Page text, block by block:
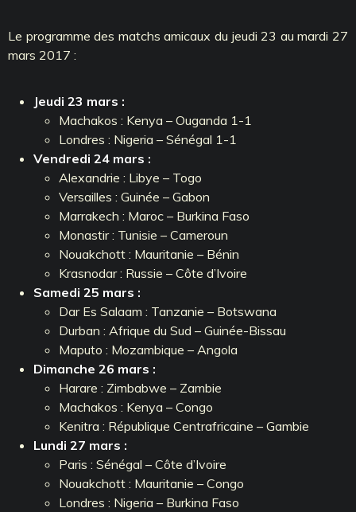
Le programme des matchs amicaux du jeudi 23 au mardi 27
mars 2017 :
Jeudi 23 mars :
Machakos : Kenya – Ouganda 1-1
Londres : Nigeria – Sénégal 1-1
Vendredi 24 mars :
Alexandrie : Libye – Togo
Versailles : Guinée – Gabon
Marrakech : Maroc – Burkina Faso
Monastir : Tunisie – Cameroun
Nouakchott : Mauritanie – Bénin
Krasnodar : Russie – Côte d’Ivoire
Samedi 25 mars :
Dar Es Salaam : Tanzanie – Botswana
Durban : Afrique du Sud – Guinée-Bissau
Maputo : Mozambique – Angola
Dimanche 26 mars :
Harare : Zimbabwe – Zambie
Machakos : Kenya – Congo
Kenitra : République Centrafricaine – Gambie
Lundi 27 mars :
Paris : Sénégal – Côte d’Ivoire
Nouakchott : Mauritanie – Congo
Londres : Nigeria – Burkina Faso